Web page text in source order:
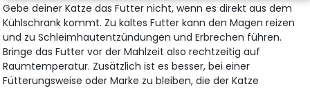
Gebe deiner Katze das Futter nicht, wenn es direkt aus dem
Kühlschrank kommt. Zu kaltes Futter kann den Magen reizen
und zu Schleimhautentzündungen und Erbrechen führen.
Bringe das Futter vor der Mahlzeit also rechtzeitig auf
Raumtemperatur. Zusätzlich ist es besser, bei einer
Fütterungsweise oder Marke zu bleiben, die der Katze